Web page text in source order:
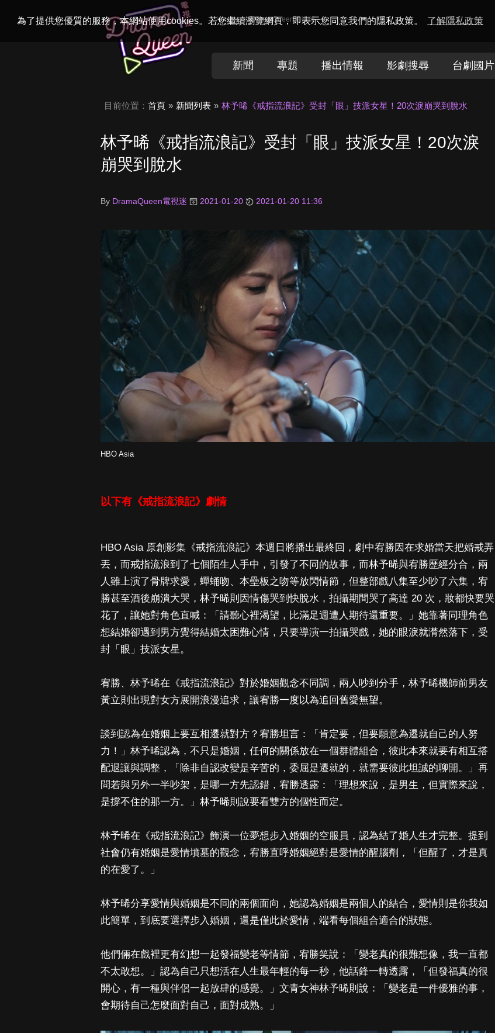
為了提供您優質的服務，本網站使用cookies。若您繼續瀏覽網頁，即表示您同意我們的隱私政策。 了解隱私政策
Welcome toDramaQueen電視迷
新聞 專題 播出情報 影劇搜尋 台劇國片
目前位置： 首頁 新聞列表 林予晞《戒指流浪記》受封「眼」技派女星！20次淚崩哭到脫水
林予晞《戒指流浪記》受封「眼」技派女星！20次淚
崩哭到脫水
By DramaQueen電視迷 2021-01-20 2021-01-20 11:36
HBO Asia
以下有《戒指流浪記》劇情
HBO Asia 原創影集《戒指流浪記》本週日將播出最終回，劇中宥勝因在求婚當天把婚戒弄
丟，而戒指流浪到了七個陌生人手中，引發了不同的故事，而林予晞與宥勝歷經分合，兩
人雖上演了骨牌求愛，蟬蛹吻、本壘板之吻等放閃情節，但整部戲八集至少吵了六集，宥
勝甚至酒後崩潰大哭，林予晞則因情傷哭到快脫水，拍攝期間哭了高達 20 次，妝都快要哭
花了，讓她對角色直喊：「請聽心裡渴望，比滿足週遭人期待還重要。」她靠著同理角色
想結婚卻遇到男方覺得結婚太困難心情，只要導演一拍攝哭戲，她的眼淚就潸然落下，受
封「眼」技派女星。
宥勝、林予晞在《戒指流浪記》對於婚姻觀念不同調，兩人吵到分手，林予晞機師前男友
黃立則出現對女方展開浪漫追求，讓宥勝一度以為追回舊愛無望。
談到認為在婚姻上要互相遷就對方？宥勝坦言：「肯定要，但要願意為遷就自己的人努
力！」林予晞認為，不只是婚姻，任何的關係放在一個群體組合，彼此本來就要有相互搭
配退讓與調整，「除非自認改變是辛苦的，委屈是遷就的，就需要彼此坦誠的聊開。」再
問若與另外一半吵架，是哪一方先認錯，宥勝透露：「理想來說，是男生，但實際來說，
是撐不住的那一方。」林予晞則說要看雙方的個性而定。
林予晞在《戒指流浪記》飾演一位夢想步入婚姻的空服員，認為結了婚人生才完整。提到
社會仍有婚姻是愛情墳墓的觀念，宥勝直呼婚姻絕對是愛情的醒腦劑，「但醒了，才是真
的在愛了。」
林予晞分享愛情與婚姻是不同的兩個面向，她認為婚姻是兩個人的結合，愛情則是你我如
此簡單，到底要選擇步入婚姻，還是僅此於愛情，端看每個組合適合的狀態。
他們倆在戲裡更有幻想一起發福變老等情節，宥勝笑說：「變老真的很難想像，我一直都
不太敢想。」認為自己只想活在人生最年輕的每一秒，他話鋒一轉透露，「但發福真的很
開心，有一種與伴侶一起放肆的感覺。」文青女神林予晞則說：「變老是一件優雅的事，
會期待自己怎麼面對自己，面對成熟。」